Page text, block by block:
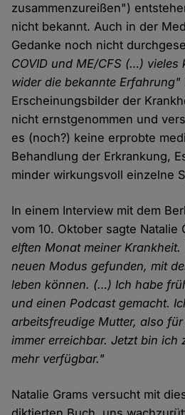
zusammenzureißen")
nicht bekannt. Auch in der
Gedanke noch nicht
COVID und ME/CFS (…)
wider die bekannte Erfahrung"
Erscheinungsbilder der
nicht ernstgenommen und
es (noch?) keine erprobte
Behandlung der Erkrankung,
minder wirkungsvoll einzelne
In einem Interview mit dem
vom 10. Oktober sagte Natalie
elften Monat meiner Krankheit.
neuen Modus gefunden, mit
leben können. (…) Ich habe
und einen Podcast gemacht.
arbeitsfreudige Mutter, also
immer erreichbar. Jetzt bin ich
mehr verfügbar."
Natalie Grams versucht mit